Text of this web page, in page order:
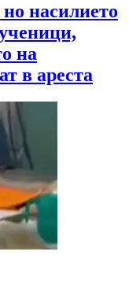
насилието
на
в ареста